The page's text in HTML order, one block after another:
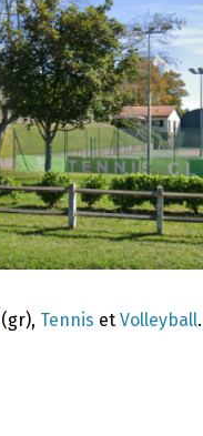
(gr), Tennis et Volleyball.